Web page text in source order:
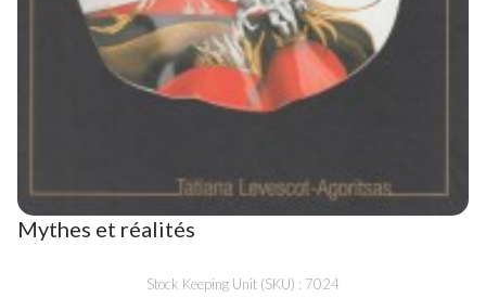
Mythes et réalités
Stock Keeping Unit (SKU) : 7024